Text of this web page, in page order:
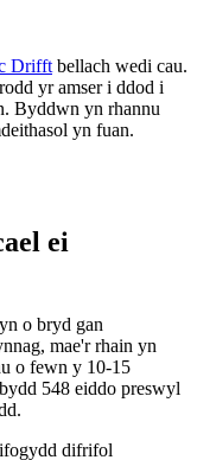
Drifft bellach wedi cau.
yr amser i ddod i
Byddwn yn rhannu
yn fuan.
ei
o bryd gan
mae'r rhain yn
o fewn y 10-15
548 eiddo preswyl
difrifol